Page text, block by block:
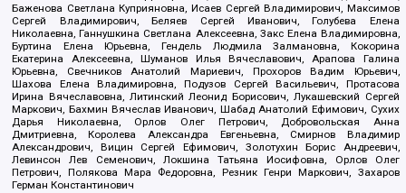
Баженова Светлана Куприяновна, Исаев Сергей Владимирович, Максимов
Сергей Владимирович, Беляев Сергей Иванович, Голубева Елена
Николаевна, Ганнушкина Светлана Алексеевна, Закс Елена Владимировна,
Буртина Елена Юрьевна, Гендель Людмила Залмановна, Кокорина
Екатерина Алексеевна, Шуманов Илья Вячеславович, Арапова Галина
Юрьевна, Свечников Анатолий Мариевич, Прохоров Вадим Юрьевич,
Шахова Елена Владимировна, Подузов Сергей Васильевич, Протасова
Ирина Вячеславовна, Литинский Леонид Борисович, Лукашевский Сергей
Маркович, Бахмин Вячеслав Иванович, Шабад Анатолий Ефимович, Сухих
Дарья Николаевна, Орлов Олег Петрович, Добровольская Анна
Дмитриевна, Королева Александра Евгеньевна, Смирнов Владимир
Александрович, Вицин Сергей Ефимович, Золотухин Борис Андреевич,
Левинсон Лев Семенович, Локшина Татьяна Иосифовна, Орлов Олег
Петрович, Полякова Мара Федоровна, Резник Генри Маркович, Захаров
Герман Константинович